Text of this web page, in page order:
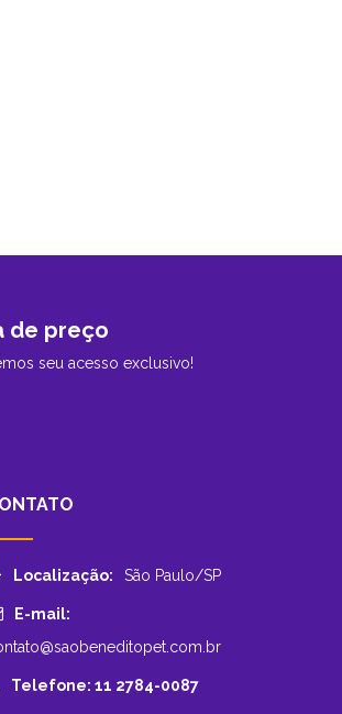
de preço
seu acesso exclusivo!
Localização: São Paulo/SP
E-mail:
Telefone: 11 2784-0087